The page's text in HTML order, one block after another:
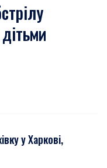
у Харкові,